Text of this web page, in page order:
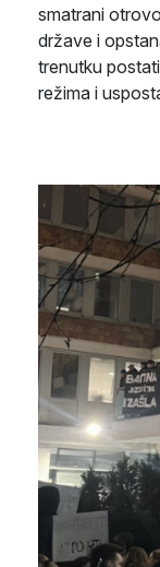
smatrani
države i
trenutku
režima i